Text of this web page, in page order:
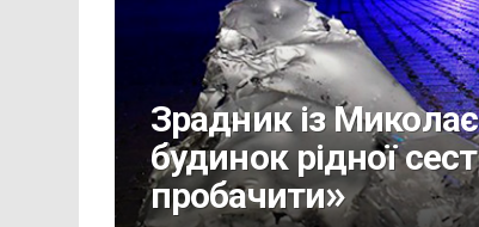
Зрадник із
будинок рідної
пробачити»